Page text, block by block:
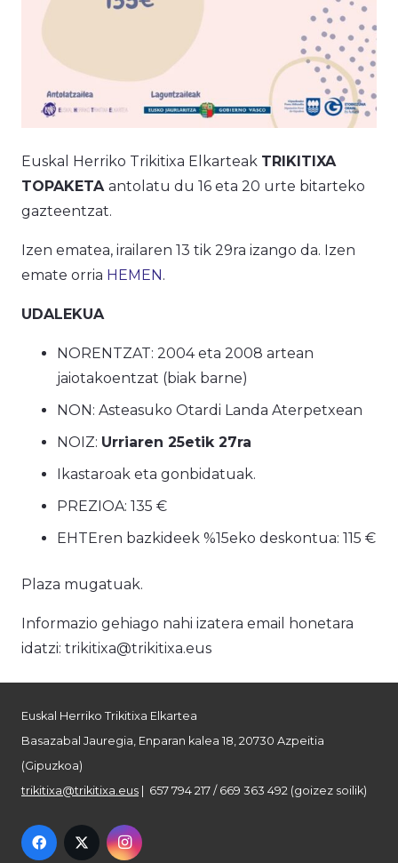
Euskal Herriko Trikitixa Elkarteak TRIKITIXA
TOPAKETA antolatu du 16 eta 20 urte bitarteko
gazteentzat.
Izen ematea, irailaren 13 tik 29ra izango da. Izen
emate orria HEMEN.
UDALEKUA
NORENTZAT: 2004 eta 2008 artean
jaiotakoentzat (biak barne)
NON: Asteasuko Otardi Landa Aterpetxean
NOIZ: Urriaren 25etik 27ra
Ikastaroak eta gonbidatuak.
PREZIOA: 135 €
EHTEren bazkideek %15eko deskontua: 115 €
Plaza mugatuak.
Informazio gehiago nahi izatera email honetara
idatzi: trikitixa@trikitixa.eus
Euskal Herriko Trikitixa Elkartea
Basazabal Jauregia, Enparan kalea 18, 20730 Azpeitia
(Gipuzkoa)
trikitixa@trikitixa.eus | 657 794 217 / 669 363 492 (goizez soilik)